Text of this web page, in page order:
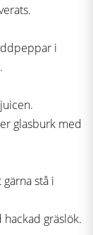
i
glasburk med
stå i
gräslök.